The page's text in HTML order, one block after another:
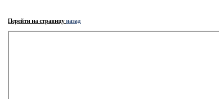
Перейти на страницу назад